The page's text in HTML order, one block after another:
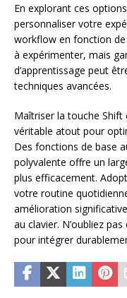
En explorant ces
personnaliser votre
workflow en fonction de
à expérimenter, mais
d’apprentissage peut
techniques avancées.
Maîtriser la touche
véritable atout pour
Des fonctions de base
polyvalente offre un
plus efficacement.
votre routine
amélioration
au clavier. N’oubliez
pour intégrer